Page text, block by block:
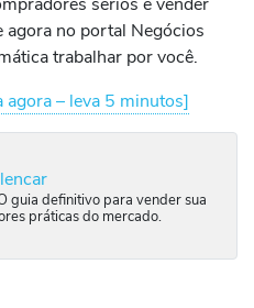
agora no portal Negócios
trabalhar por você.
– leva 5 minutos]
guia definitivo para vender sua
práticas do mercado.